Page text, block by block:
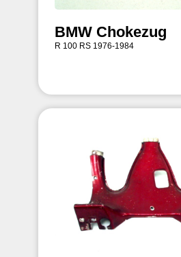
BMW Chokezug
R 100 RS 1976-1984